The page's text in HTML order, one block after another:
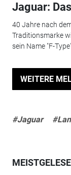
Jaguar:
40 Jahre nach
Traditionsmarke
sein Name "F-
WEITERE
#Jaguar